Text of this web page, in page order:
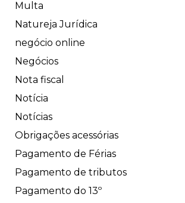
Multa
Natureja Jurídica
negócio online
Negócios
Nota fiscal
Notícia
Notícias
Obrigações acessórias
Pagamento de Férias
Pagamento de tributos
Pagamento do 13º